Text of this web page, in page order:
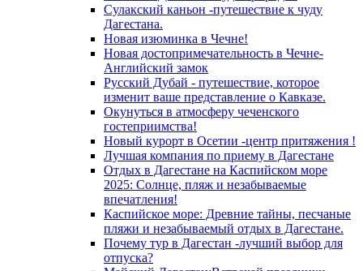
Сулакский каньон -путешествие к чуду
Дагестана.
Новая изюминка в Чечне!
Новая достопримечательность в Чечне-
Английский замок
Русский Дубай - путешествие, которое
изменит ваше представление о Кавказе.
Окунуться в атмосферу чеченского
гостеприимства!
Новый курорт в Осетии -центр притяжения !
Лучшая компания по приему в Дагестане
Отдых в Дагестане на Каспийском море
2025: Солнце, пляж и незабываемые
впечатления!
Каспийское море: Древние тайны, песчаные
пляжи и незабываемый отдых в Дагестане.
Почему тур в Дагестан -лучший выбор для
отпуска?